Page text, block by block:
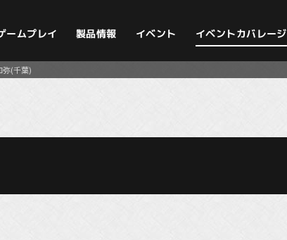
ームプレイ 製品情報 イベント イベントカバレージ
弥(千葉)